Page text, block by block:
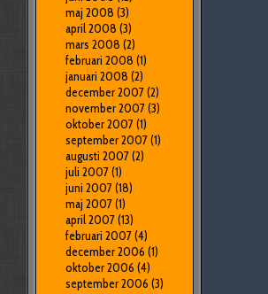
maj 2008 (3)
april 2008 (3)
mars 2008 (2)
februari 2008 (1)
januari 2008 (2)
december 2007(2)
november 2007(3)
oktober 2007(1)
september 2007(1)
augusti 2007(2)
juli 2007(1)
juni 2007(18)
maj 2007(1)
april 2007(13)
februari 2007(4)
december 2006 (1)
oktober 2006 (4)
september 2006 (3)